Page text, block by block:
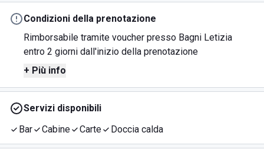
Condizioni della prenotazione
Rimborsabile tramite voucher presso Bagni Letizia
entro 2 giorni dall'inizio della prenotazione
+ Più info
Servizi disponibili
Bar
Cabine Carte Doccia calda